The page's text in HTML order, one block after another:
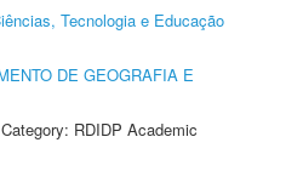
Tecnologia e Educação
DE GEOGRAFIA E
RDIDP Academic